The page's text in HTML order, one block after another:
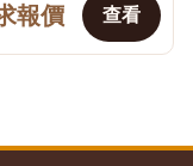
主題，適合神明聖
祝壽、進香遶境、
、法會活動...
報價 查看